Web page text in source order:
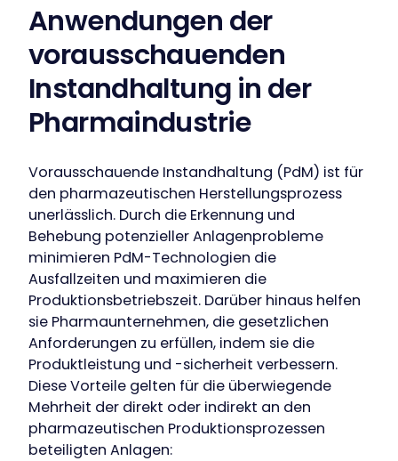
Anwendungen der
vorausschauenden
Instandhaltung in der
Pharmaindustrie
Vorausschauende Instandhaltung (PdM) ist für
den pharmazeutischen Herstellungsprozess
unerlässlich. Durch die Erkennung und
Behebung potenzieller Anlagenprobleme
minimieren PdM-Technologien die
Ausfallzeiten und maximieren die
Produktionsbetriebszeit. Darüber hinaus helfen
sie Pharmaunternehmen, die gesetzlichen
Anforderungen zu erfüllen, indem sie die
Produktleistung und -sicherheit verbessern.
Diese Vorteile gelten für die überwiegende
Mehrheit der direkt oder indirekt an den
pharmazeutischen Produktionsprozessen
beteiligten Anlagen: